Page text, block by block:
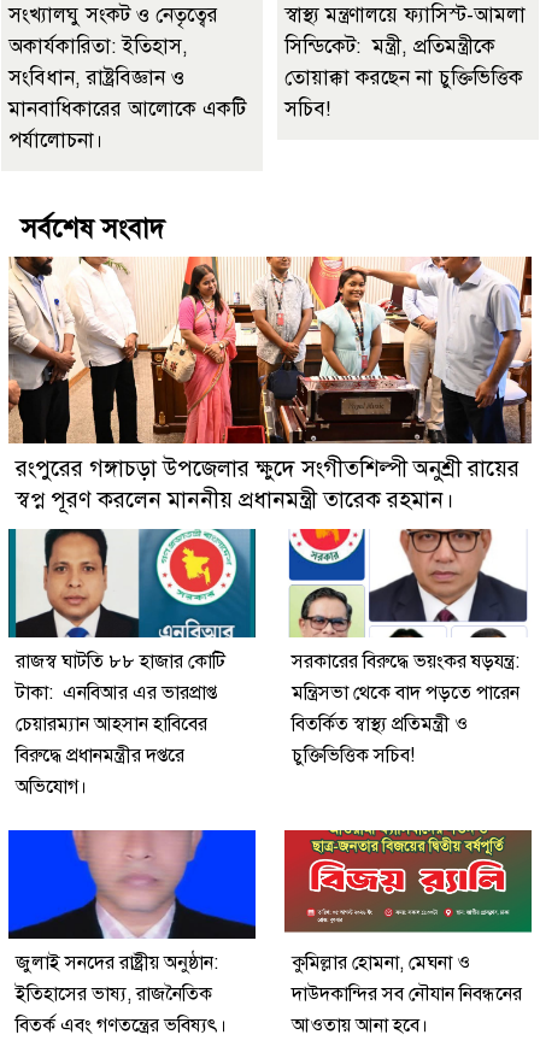
সংখ্যালঘু সংকট ও নেতৃত্বের
অকার্যকারিতা: ইতিহাস,
সংবিধান, রাষ্ট্রবিজ্ঞান ও
মানবাধিকারের আলোকে একটি
পর্যালোচনা।
স্বাস্থ্য মন্ত্রণালয়ে ফ্যাসিস্ট-আমলা
সিন্ডিকেট: মন্ত্রী, প্রতিমন্ত্রীকে
তোয়াক্কা করছেন না চুক্তিভিত্তিক
সচিব!
সর্বশেষ সংবাদ
রংপুরের গঙ্গাচড়া উপজেলার ক্ষুদে সংগীতশিল্পী অনুশ্রী রায়ের
স্বপ্ন পূরণ করলেন মাননীয় প্রধানমন্ত্রী তারেক রহমান।
রাজস্ব ঘাটতি ৮৮ হাজার কোটি
টাকা: এনবিআর এর ভারপ্রাপ্ত
চেয়ারম্যান আহসান হাবিবের
বিরুদ্ধে প্রধানমন্ত্রীর দপ্তরে
অভিযোগ।
সরকারের বিরুদ্ধে ভয়ংকর ষড়যন্ত্র:
মন্ত্রিসভা থেকে বাদ পড়তে পারেন
বিতর্কিত স্বাস্থ্য প্রতিমন্ত্রী ও
চুক্তিভিত্তিক সচিব!
জুলাই সনদের রাষ্ট্রীয় অনুষ্ঠান:
ইতিহাসের ভাষ্য, রাজনৈতিক
বিতর্ক এবং গণতন্ত্রের ভবিষ্যৎ।
কুমিল্লার হোমনা, মেঘনা ও
দাউদকান্দির সব নৌযান নিবন্ধনের
আওতায় আনা হবে।